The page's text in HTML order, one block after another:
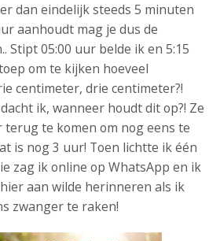
dan eindelijk steeds 5 minuten
aanhoudt mag je dus de
Stipt 05:00 uur belde ik en 5:15
om te kijken hoeveel
centimeter, drie centimeter?!
ik, wanneer houdt dit op?! Ze
terug te komen om nog eens te
is nog 3 uur! Toen lichtte ik één
zag ik online op WhatsApp en ik
aan wilde herinneren als ik
zwanger te raken!